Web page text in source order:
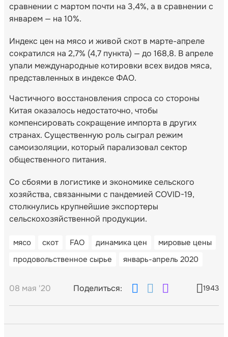
сравнении с мартом почти на 3,4%, а в сравнении с
январем — на 10%.
Индекс цен на мясо и живой скот в марте-апреле
сократился на 2,7% (4,7 пункта) — до 168,8. В апреле
упали международные котировки всех видов мяса,
представленных в индексе ФАО.
Частичного восстановления спроса со стороны
Китая оказалось недостаточно, чтобы
компенсировать сокращение импорта в других
странах. Существенную роль сыграл режим
самоизоляции, который парализовал сектор
общественного питания.
Со сбоями в логистике и экономике сельского
хозяйства, связанными с пандемией COVID-19,
столкнулись крупнейшие экспортеры
сельскохозяйственной продукции.
мясо скот FAO динамика цен
мировые цены
продовольственное сырье
январь-апрель 2020
08 мая '20 Поделиться: 1943